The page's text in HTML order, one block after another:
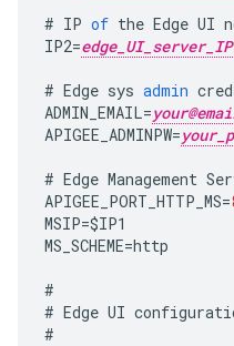
# IP of the Edge UI
IP2=edge_UI_server_IP
# Edge sys admin
ADMIN_EMAIL=
APIGEE_ADMINPW=
# Edge Management
APIGEE_PORT_HTTP_MS=
MSIP=$IP1
MS_SCHEME=http
#
# Edge UI
#